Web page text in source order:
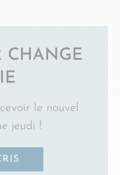
CHANGE
le nouvel
jeudi !